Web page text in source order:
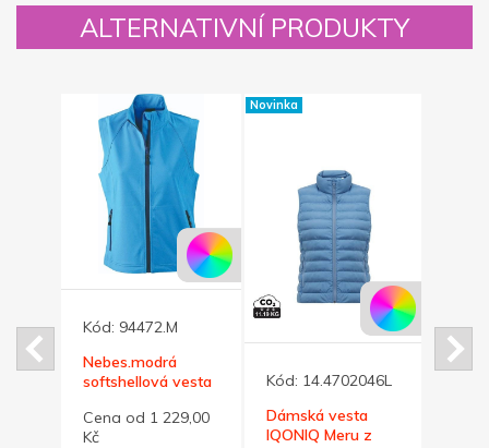
ALTERNATIVNÍ PRODUKTY
Kód: 94472.M
Nebes.modrá
softshellová vesta
dámská M
Cena od 1 229,00
Kč
Novinka
Kód: 14.4702046L
Dámská vesta
IQONIQ Meru z